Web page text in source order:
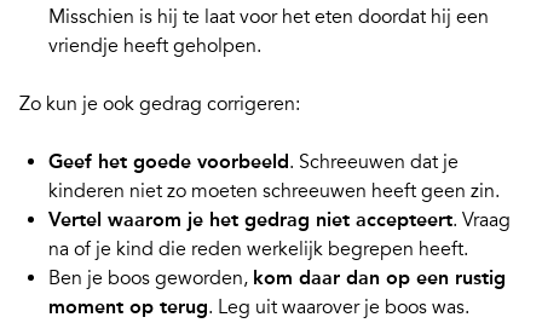
Misschien is hij te laat voor het eten doordat hij een
vriendje heeft geholpen.
Zo kun je ook gedrag corrigeren:
Geef het goede voorbeeld. Schreeuwen dat je
kinderen niet zo moeten schreeuwen heeft geen zin.
Vertel waarom je het gedrag niet accepteert. Vraag
na of je kind die reden werkelijk begrepen heeft.
Ben je boos geworden, kom daar dan op een rustig
moment op terug. Leg uit waarover je boos was.